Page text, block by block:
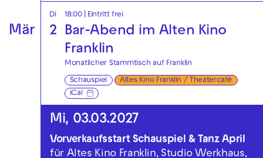
Mär
Di
2
18:00| Eintritt frei
Bar-Abend im Alten Kino
Franklin
Monatlicher Stammtisch auf Franklin
Schauspiel
Altes Kino Franklin / Theatercafé
iCal
Mi, 03.03.2027
Vorverkaufsstart Schauspiel & Tanz April
für Altes Kino Franklin, Studio Werkhaus,